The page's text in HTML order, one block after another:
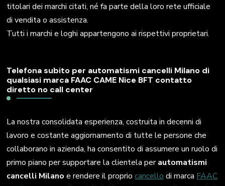
titolari dei marchi citati, né fa parte della loro rete ufficiale
di vendita o assistenza.
Tutti i marchi e loghi appartengono ai rispettivi proprietari.
Telefona subito per automatismi cancelli Milano di
qualsiasi marca FAAC CAME Nice BFT contatto
diretto no call center
La nostra consolidata esperienza, costruita in decenni di
lavoro e costante aggiornamento di tutte le persone che
collaborano in azienda, ha consentito di assumere un ruolo di
primo piano per supportare la clientela perautomatismi
cancelli Milano e rendere il propriocancello di marca FAAC